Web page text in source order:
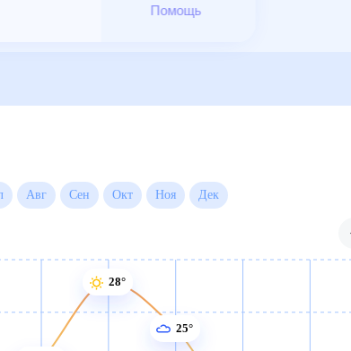
Помощь
Июл Авг Сен Окт Ноя
28°
25°